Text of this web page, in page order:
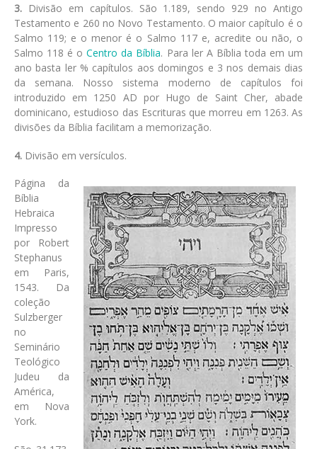
3. Divisão em capítulos. São 1.189, sendo 929 no Antigo
Testamento e 260 no Novo Testamento. O maior capítulo é o
Salmo 119; e o menor é o Salmo 117 e, acredite ou não, o
Salmo 118 é oCentro da Bíblia. Para ler A Bíblia toda em um
ano basta ler % capítulos aos domingos e 3 nos demais dias
da semana. Nosso sistema moderno de capítulos foi
introduzido em 1250 AD por Hugo de Saint Cher, abade
dominicano, estudioso das Escrituras que morreu em 1263. As
divisões da Bíblia facilitam a memorização.
4. Divisão em versículos.
Página da
Bíblia
Hebraica
Impresso
por Robert
Stephanus
em Paris,
1543. Da
coleção
Sulzberger
no
Seminário
Teológico
Judeu da
América,
em Nova
York.